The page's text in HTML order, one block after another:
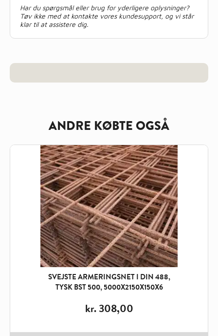
Har du spørgsmål eller brug for yderligere oplysninger?
Tøv ikke med at kontakte vores kundesupport, og vi står
klar til at assistere dig.
ANDRE KØBTE OGSÅ
SVEJSTE ARMERINGSNET I DIN 488,
TYSK BST 500, 5000X2150X150X6
kr.308,00